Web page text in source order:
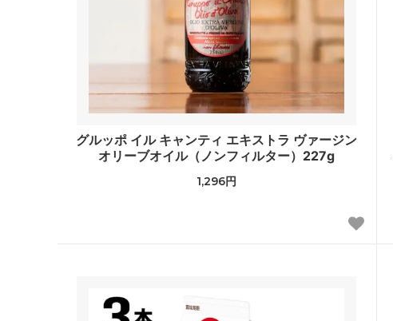
グルッポ イル キャンティ エキストラ ヴァージン
オリーブオイル（ノンフィルター）227g
1,296円